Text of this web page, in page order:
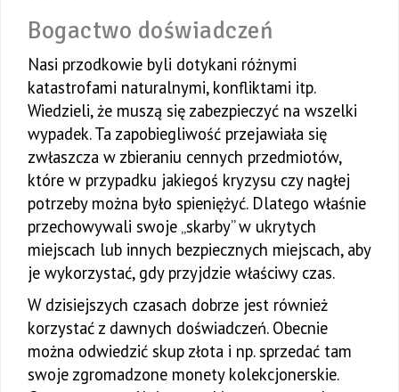
Bogactwo doświadczeń
Nasi przodkowie byli dotykani różnymi
katastrofami naturalnymi, konfliktami itp.
Wiedzieli, że muszą się zabezpieczyć na wszelki
wypadek. Ta zapobiegliwość przejawiała się
zwłaszcza w zbieraniu cennych przedmiotów,
które w przypadku jakiegoś kryzysu czy nagłej
potrzeby można było spieniężyć. Dlatego właśnie
przechowywali swoje „skarby” w ukrytych
miejscach lub innych bezpiecznych miejscach, aby
je wykorzystać, gdy przyjdzie właściwy czas.
W dzisiejszych czasach dobrze jest również
korzystać z dawnych doświadczeń. Obecnie
można odwiedzić skup złota i np. sprzedać tam
swoje zgromadzone monety kolekcjonerskie.